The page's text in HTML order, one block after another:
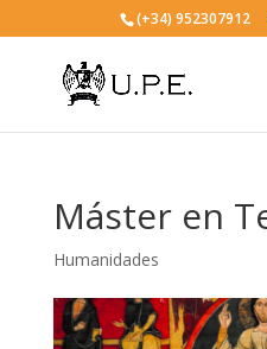
(+34) 952307912
Máster en
Humanidades